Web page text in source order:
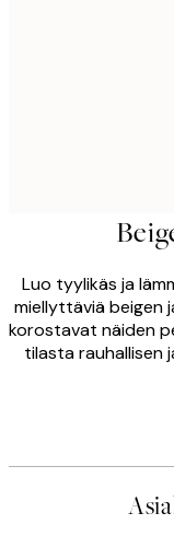
Luo tyylikäs ja
miellyttäviä beigen
korostavat näiden
tilasta rauhallisen